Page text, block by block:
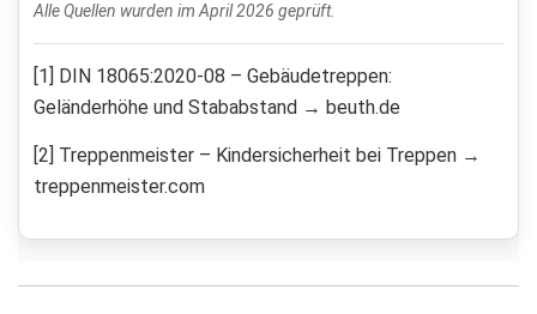
Alle Quellen wurden im April 2026 geprüft.
[1] DIN 18065:2020-08 – Gebäudetreppen:
Geländerhöhe und Stababstand → beuth.de
[2] Treppenmeister – Kindersicherheit bei Treppen →
treppenmeister.com